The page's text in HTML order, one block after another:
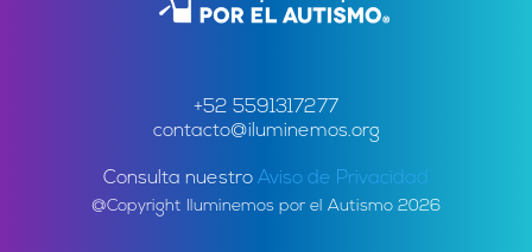
+52 5591317277
contacto@iluminemos.org
Consulta nuestro Aviso de Privacidad
@Copyright Iluminemos por el Autismo 2026